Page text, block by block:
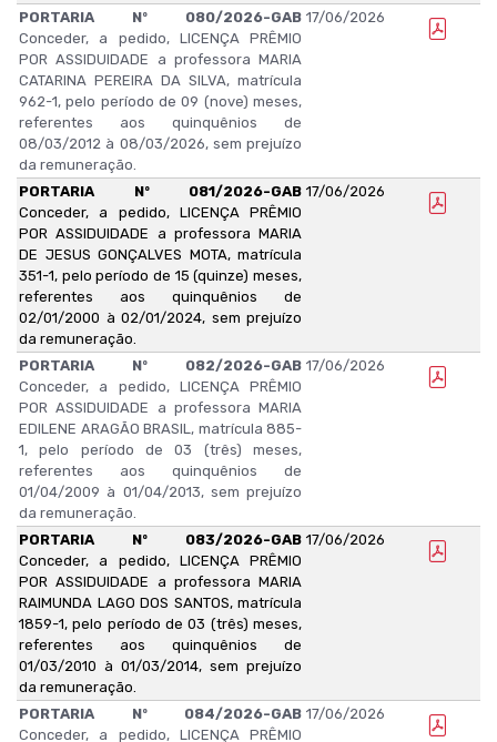
PORTARIA Nº 080/2026-GAB
Conceder, a pedido, LICENÇA PRÊMIO
POR ASSIDUIDADE a professora MARIA
CATARINA PEREIRA DA SILVA, matrícula
962-1, pelo período de 09 (nove) meses,
referentes aos quinquênios de
08/03/2012 à 08/03/2026, sem prejuízo
da remuneração.
17/06/2026
PORTARIA Nº 081/2026-GAB
Conceder, a pedido, LICENÇA PRÊMIO
POR ASSIDUIDADE a professora MARIA
DE JESUS GONÇALVES MOTA, matrícula
351-1, pelo período de 15 (quinze) meses,
referentes aos quinquênios de
02/01/2000 à 02/01/2024, sem prejuízo
da remuneração.
17/06/2026
PORTARIA Nº 082/2026-GAB
Conceder, a pedido, LICENÇA PRÊMIO
POR ASSIDUIDADE a professora MARIA
EDILENE ARAGÃO BRASIL, matrícula 885-
1, pelo período de 03 (três) meses,
referentes aos quinquênios de
01/04/2009 à 01/04/2013, sem prejuízo
da remuneração.
17/06/2026
PORTARIA Nº 083/2026-GAB
Conceder, a pedido, LICENÇA PRÊMIO
POR ASSIDUIDADE a professora MARIA
RAIMUNDA LAGO DOS SANTOS, matrícula
1859-1, pelo período de 03 (três) meses,
referentes aos quinquênios de
01/03/2010 à 01/03/2014, sem prejuízo
da remuneração.
17/06/2026
PORTARIA Nº 084/2026-GAB
Conceder, a pedido, LICENÇA PRÊMIO
17/06/2026